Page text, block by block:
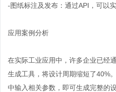
-图纸标注及发布：通过API，可以
应用案例分析
在实际工业应用中，许多企业已经
生成工具，将设计周期缩短了40%
中输入相关参数，即可生成完整的